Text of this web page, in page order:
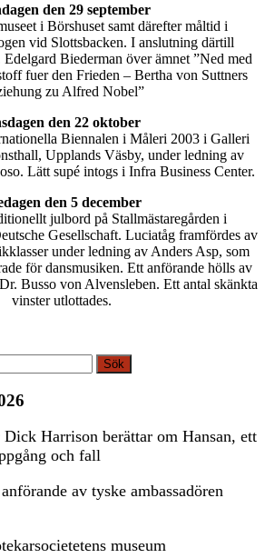
den 29 september
i Börshuset samt därefter måltid i
vid Slottsbacken. I anslutning därtill
Biederman över ämnet ”Ned med
fuer den Frieden – Bertha von Suttners
zu Alfred Nobel”
den 22 oktober
Biennalen i Måleri 2003 i Galleri
Upplands Väsby, under ledning av
Lätt supé intogs i Infra Business Center.
den 5 december
julbord på Stallmästaregården i
Gesellschaft. Luciatåg framfördes av
under ledning av Anders Asp, som
för dansmusiken. Ett anförande hölls av
Busso von Alvensleben. Ett antal skänkta
vinster utlottades.
Dick Harrison berättar om Hansan, ett
och fall
av tyske ambassadören
museum